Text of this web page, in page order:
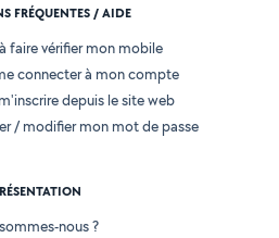
FRÉQUENTES / AIDE
faire vérifier mon mobile
connecter à mon compte
depuis le site web
/ modifier mon mot de passe
nous ?